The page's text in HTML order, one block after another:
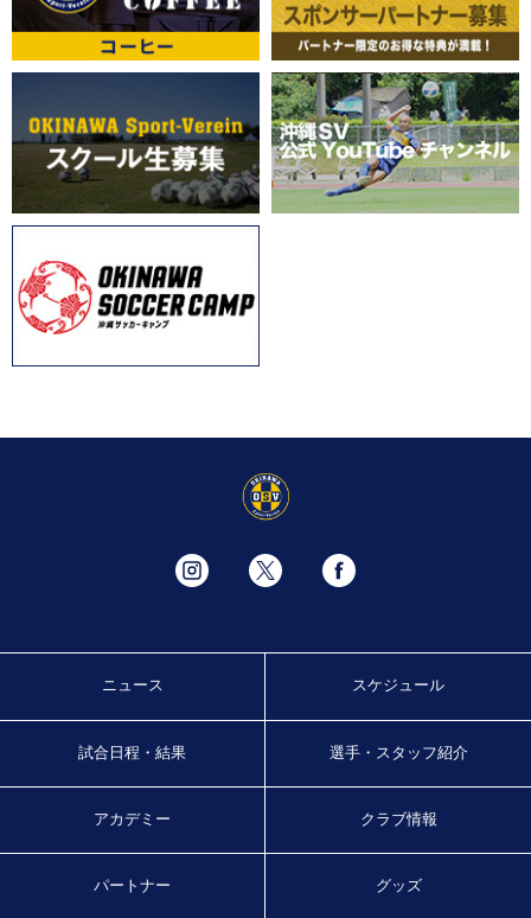
ニュース スケジュール
試合日程・結果 選手・スタッフ紹介
アカデミー クラブ情報
パートナー グッズ